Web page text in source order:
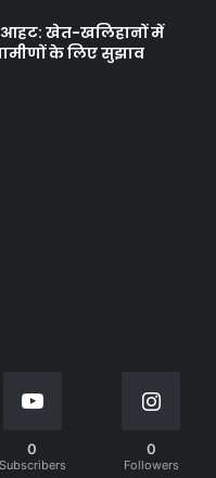
आहट: खेत-खलिहानों में
के लिए सुझाव
0
Subscribers
0
Followers